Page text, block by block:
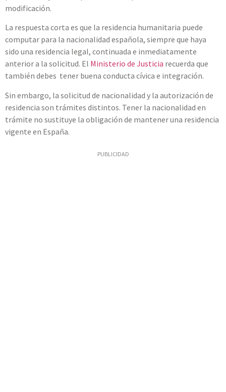
modificación.
La respuesta corta es que la residencia humanitaria puede
computar para la nacionalidad española, siempre que haya
sido una residencia legal, continuada e inmediatamente
anterior a la solicitud. El Ministerio de Justicia recuerda que
también debes tener buena conducta cívica e integración.
Sin embargo, la solicitud de nacionalidad y la autorización de
residencia son trámites distintos. Tener la nacionalidad en
trámite no sustituye la obligación de mantener una residencia
vigente en España.
PUBLICIDAD